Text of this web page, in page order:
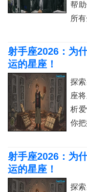
帮
所
射手座2026：为
运的星座！
探
座
析
你把
射手座2026：为
运的星座！
探